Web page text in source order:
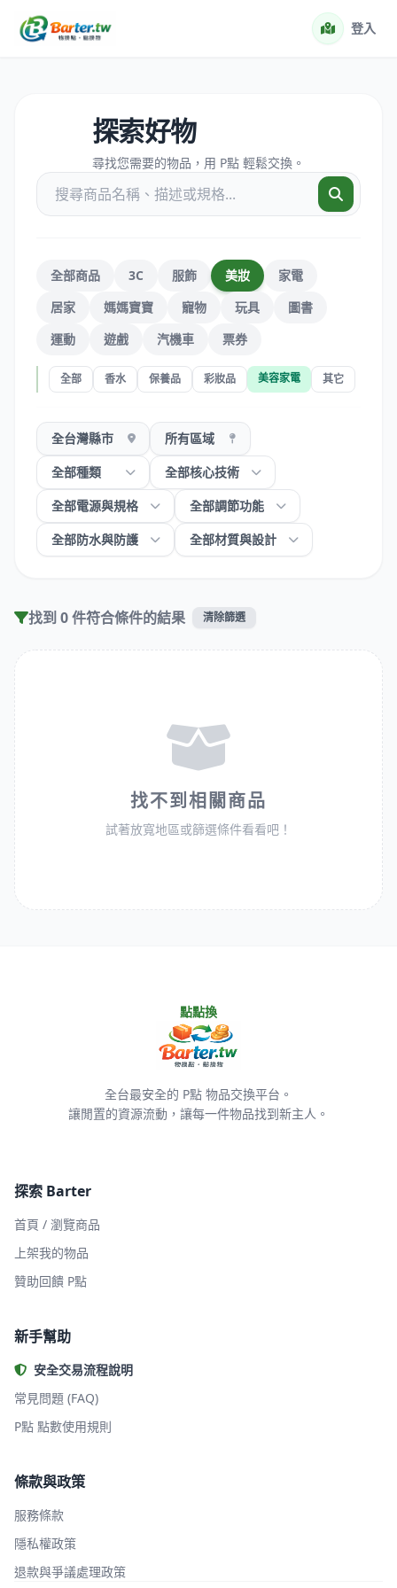
登入
探索好物
尋找您需要的物品，用 P點 輕鬆交換。
全部商品 3C 服飾 美妝
家電
居家
媽媽寶寶 寵物 玩具
圖書
運動
遊戲 汽機車 票券
全部 香水 保養品 彩妝品 美容家電 其它
找到 0 件符合條件的結果 清除篩選
找不到相關商品
試著放寬地區或篩選條件看看吧！
點點換
全台最安全的 P點 物品交換平台。
讓閒置的資源流動，讓每一件物品找到新主人。
探索 Barter
首頁 / 瀏覽商品
上架我的物品
贊助回饋 P點
新手幫助
安全交易流程說明
常見問題 (FAQ)
P點 點數使用規則
條款與政策
服務條款
隱私權政策
退款與爭議處理政策